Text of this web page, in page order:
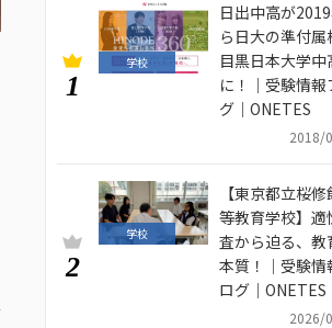
1
学校
日出中高が
ら日大の準付属
目黒日本大学中
に！｜受験情報
グ｜ONETES
2018/
2
学校
【東京都立桜
等教育学校】適
査から迫る、教
本質！｜受験情
ログ｜ONETES
2026/